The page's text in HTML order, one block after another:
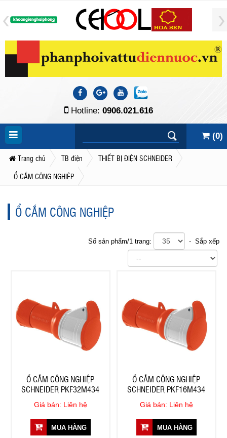
Hotline: 0906.021.616
(0)
Trang chủ TB điện
THIẾT BỊ ĐIỆN SCHNEIDER
Ổ CẮM CÔNG NGHIỆP
Ổ CẮM CÔNG NGHIỆP
Số sản phẩm/1 trang: - Sắp xếp
Ổ CẮM CÔNG NGHIỆP
SCHNEIDER PKF32M434
Giá bán: Liên hệ
MUA HÀNG
Ổ CẮM CÔNG NGHIỆP
SCHNEIDER PKF16M434
Giá bán: Liên hệ
MUA HÀNG